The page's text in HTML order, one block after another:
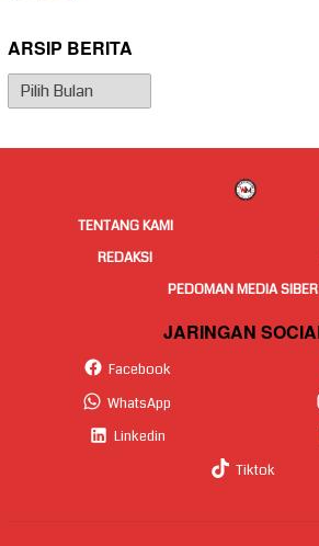
ARSIP BERITA
Arsip
Berita
TENTANG KAMI
REDAKSI
PEDOMAN MEDIA SIBER
JARINGAN
Facebook
WhatsApp
Linkedin
Tiktok